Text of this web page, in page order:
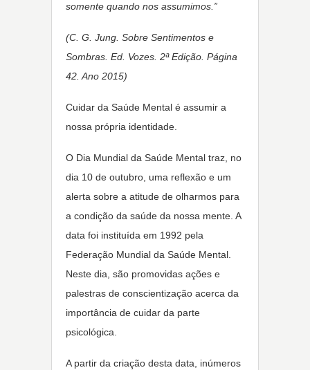
somente quando nos assumimos.”
(C. G. Jung. Sobre Sentimentos e
Sombras. Ed. Vozes. 2ª Edição. Página
42. Ano 2015)
Cuidar da Saúde Mental é assumir a
nossa própria identidade.
O Dia Mundial da Saúde Mental traz, no
dia 10 de outubro, uma reflexão e um
alerta sobre a atitude de olharmos para
a condição da saúde da nossa mente. A
data foi instituída em 1992 pela
Federação Mundial da Saúde Mental.
Neste dia, são promovidas ações e
palestras de conscientização acerca da
importância de cuidar da parte
psicológica.
A partir da criação desta data, inúmeros